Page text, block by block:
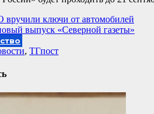
вручили ключи от автомобилей
выпуск «Северной газеты»
, ТГпост